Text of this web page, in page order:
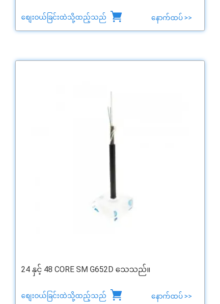
စျေးဝယ်ခြင်းထဲသို့ထည့်သည် နောက်ထပ် >>
24 နှင့် 48 CORE SM G652D သေသည်။
စျေးဝယ်ခြင်းထဲသို့ထည့်သည် နောက်ထပ် >>